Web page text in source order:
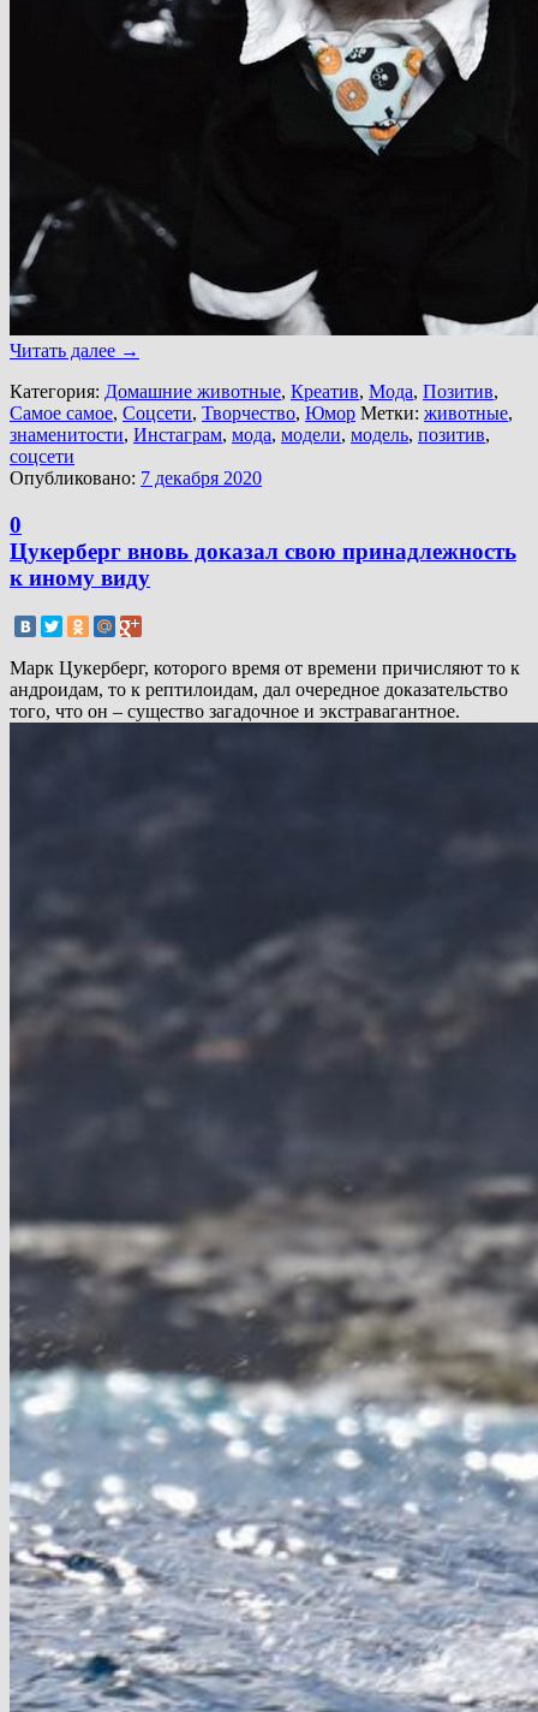
Читать далее →
Категория: Домашние животные, Креатив, Мода, Позитив,
Самое самое, Соцсети, Творчество, Юмор Метки: животные,
знаменитости, Инстаграм, мода, модели, модель, позитив,
соцсети
Опубликовано: 7 декабря 2020
0
Цукерберг вновь доказал свою принадлежность
к иному виду
Марк Цукерберг, которого время от времени причисляют то к
андроидам, то к рептилоидам, дал очередное доказательство
того, что он – существо загадочное и экстравагантное.